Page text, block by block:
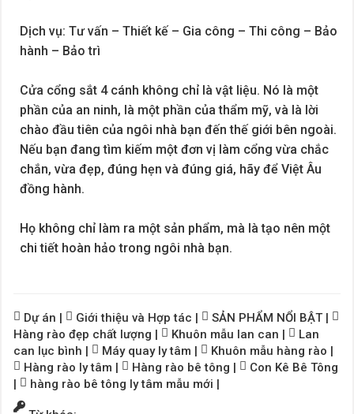
Dịch vụ: Tư vấn – Thiết kế – Gia công – Thi công – Bảo
hành – Bảo trì
Cửa cổng sắt 4 cánh không chỉ là vật liệu. Nó là một
phần của an ninh, là một phần của thẩm mỹ, và là lời
chào đầu tiên của ngôi nhà bạn đến thế giới bên ngoài.
Nếu bạn đang tìm kiếm một đơn vị làm cổng vừa chắc
chắn, vừa đẹp, đúng hẹn và đúng giá, hãy để Việt Âu
đồng hành.
Họ không chỉ làm ra một sản phẩm, mà là tạo nên một
chi tiết hoàn hảo trong ngôi nhà bạn.
Dự án | Giới thiệu và Hợp tác | SẢN PHẨM NỔI BẬT |
Hàng rào đẹp chất lượng | Khuôn mẫu lan can |
Lan
can lục bình | Máy quay ly tâm | Khuôn mẫu hàng rào |
Hàng rào ly tâm | Hàng rào bê tông |
Con Kê Bê Tông
|
hàng rào bê tông ly tâm mẫu mới |